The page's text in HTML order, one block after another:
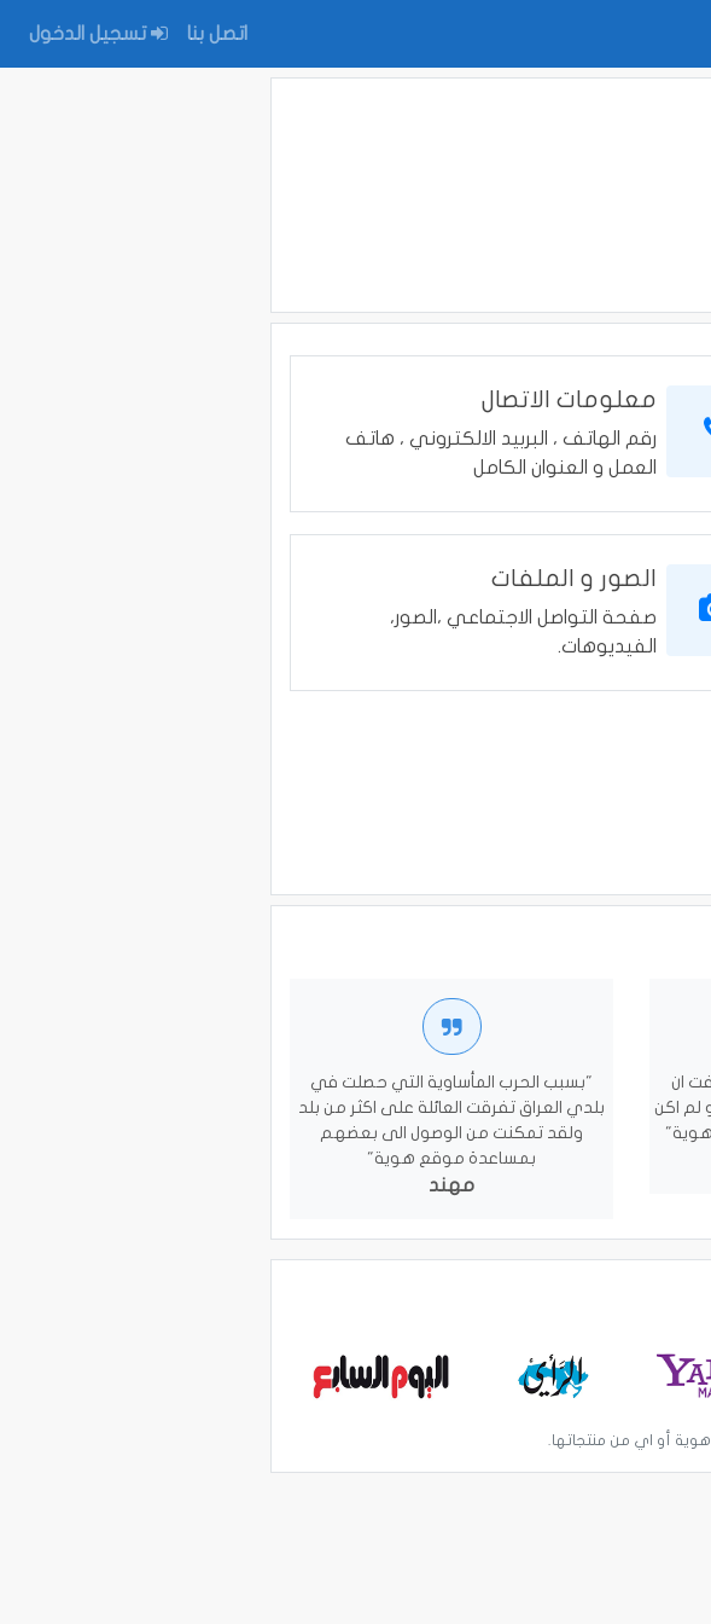
اتصل بنا تسجيل الدخول
معلومات الاتصال
رقم الهاتف ، البربيد الالكتروني ، هاتف
العمل و العنوان الكامل
الصور و الملفات
صفحة التواصل الاجتماعي ،الصور،
الفيديوهات.
ان
لم اكن
"بسبب الحرب المأساوية التي حصلت في
بلدي العراق تفرقت العائلة على اكثر من بلد
ولقد تمكنت من الوصول الى بعضهم
بمساعدة موقع هوية"
مهند
هوية أو اي من منتجاتها.